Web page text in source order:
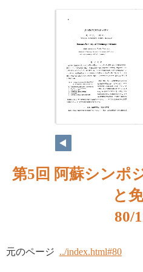
第5回 阿蘇シンポ
と
80/
元のページ ../index.html#80